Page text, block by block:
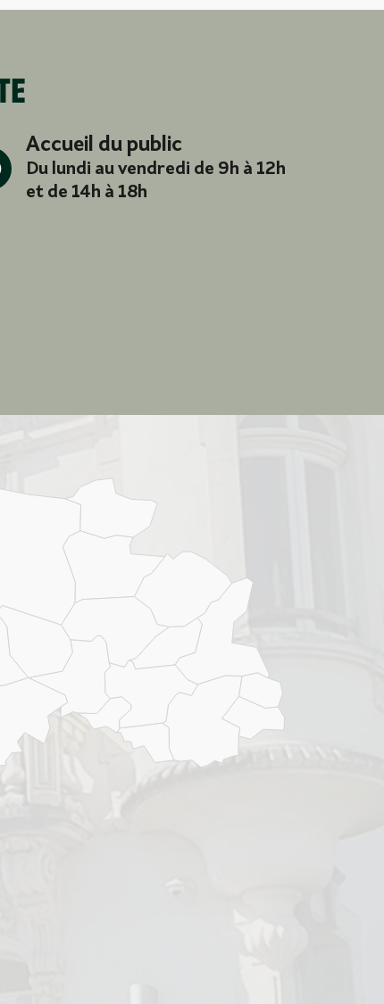
Accueil du public
Du lundi au vendredi de 9h à 12h
et de 14h à 18h